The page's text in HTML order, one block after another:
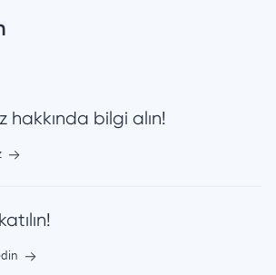
hakkında bilgi alın!